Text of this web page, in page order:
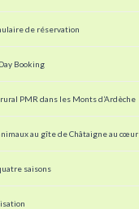
de réservation
Booking
PMR dans les Monts d’Ardèche
au gîte de Châtaigne au cœur
saisons